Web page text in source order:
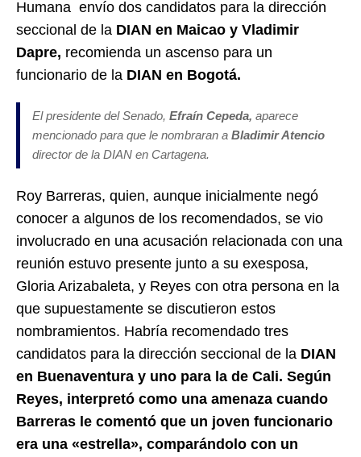
Humana envío dos candidatos para la dirección
seccional de la DIAN en Maicao y Vladimir
Dapre, recomienda un ascenso para un
funcionario de la DIAN en Bogotá.
El presidente del Senado, Efraín Cepeda, aparece
mencionado para que le nombraran a Bladimir Atencio
director de la DIAN en Cartagena.
Roy Barreras, quien, aunque inicialmente negó
conocer a algunos de los recomendados, se vio
involucrado en una acusación relacionada con una
reunión estuvo presente junto a su exesposa,
Gloria Arizabaleta, y Reyes con otra persona en la
que supuestamente se discutieron estos
nombramientos. Habría recomendado tres
candidatos para la dirección seccional de la DIAN
en Buenaventura y uno para la de Cali. Según
Reyes, interpretó como una amenaza cuando
Barreras le comentó que un joven funcionario
era una «estrella», comparándolo con un